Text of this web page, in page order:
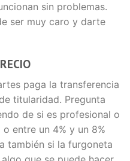
sin problemas.
ser muy caro y darte
paga la transferencia
titularidad. Pregunta
de si es profesional o
entre un 4% y un 8%
también si la furgoneta